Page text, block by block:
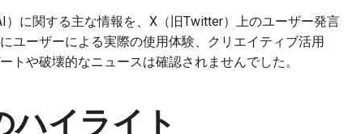
に関する主な情報を、X（旧Twitter）上のユーザー発言
ユーザーによる実際の使用体験、クリエイティブ活用
や破壊的なニュースは確認されませんでした。
ハイライト